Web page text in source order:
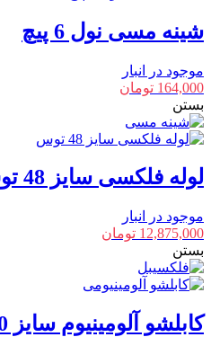
شینه مسی نول 6 پیچ
موجود در انبار
164,000 تومان
بستن
لوله فلکسی سایز 48 توس فلکس
موجود در انبار
12,875,000 تومان
بستن
کابلشو آلومینیوم سایز 240